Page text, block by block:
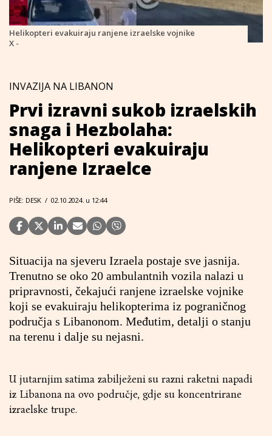
Helikopteri evakuiraju ranjene izraelske vojnike
X -
INVAZIJA NA LIBANON
Prvi izravni sukob izraelskih
snaga i Hezbolaha:
Helikopteri evakuiraju
ranjene Izraelce
PIŠE: DESK / 02.10.2024. u 12:44
Situacija na sjeveru Izraela postaje sve jasnija.
Trenutno se oko 20 ambulantnih vozila nalazi u
pripravnosti, čekajući ranjene izraelske vojnike
koji se evakuiraju helikopterima iz pograničnog
područja s Libanonom. Međutim, detalji o stanju
na terenu i dalje su nejasni.
U jutarnjim satima zabilježeni su razni raketni napadi
iz Libanona na ovo područje, gdje su koncentrirane
izraelske trupe.